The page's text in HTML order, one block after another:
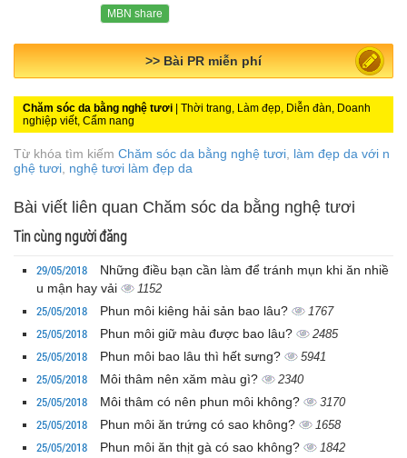
MBN share
>> Quảng cáo miễn phí
Chăm sóc da bằng nghệ tươi | Thời trang, Làm đẹp, Diễn đàn, Doanh
nghiệp viết, Cẩm nang
Từ khóa tìm kiếm Chăm sóc da bằng nghệ tươi, làm đẹp da với n
ghệ tươi, nghệ tươi làm đẹp da
Bài viết liên quan Chăm sóc da bằng nghệ tươi
Tin cùng người đăng
29/05/2018
Những điều bạn cần làm để tránh mụn khi ăn nhiề
u mận hay vải
1152
25/05/2018 Phun môi kiêng hải sản bao lâu? 1767
25/05/2018 Phun môi giữ màu được bao lâu? 2485
25/05/2018 Phun môi bao lâu thì hết sưng? 5941
25/05/2018 Môi thâm nên xăm màu gì? 2340
25/05/2018 Môi thâm có nên phun môi không? 3170
25/05/2018 Phun môi ăn trứng có sao không? 1658
25/05/2018 Phun môi ăn thịt gà có sao không? 1842